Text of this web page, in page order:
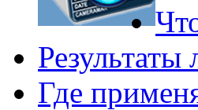
Результаты
Где